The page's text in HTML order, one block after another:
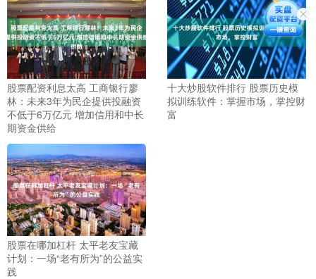
股票配资利息太高 工商银行廖
林：未来3年为民企提供投融资
不低于6万亿元 增加信用和中长
期资金供给
十大炒股软件排行 股票历史模
拟训练软件：掌握市场，掌控财
富
股票在哪加杠杆 太平老友宝藏
计划：一场“老有所为”的公益实
践